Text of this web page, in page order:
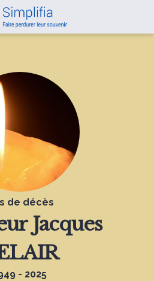
de décès
Jacques
- 2025